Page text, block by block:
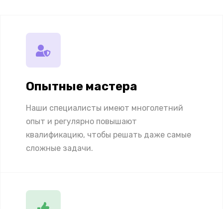
Опытные мастера
Наши специалисты имеют многолетний
опыт и регулярно повышают
квалификацию, чтобы решать даже самые
сложные задачи.